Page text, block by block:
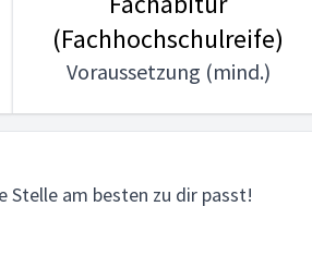
(Fachhochschulreife)
Voraussetzung (mind.)
Stelle am besten zu dir passt!